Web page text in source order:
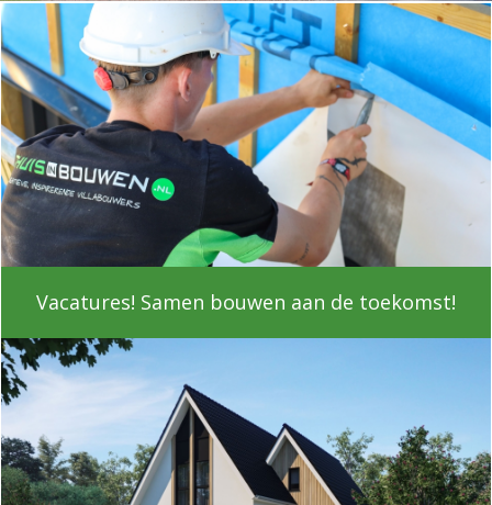
Vacatures! Samen bouwen aan de toekomst!